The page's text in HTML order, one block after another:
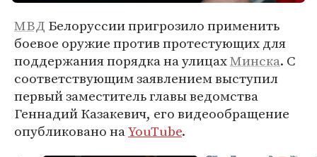
МВД Белоруссии пригрозило применить
боевое оружие против протестующих для
поддержания порядка на улицахМинска. С
соответствующим заявлением выступил
первый заместитель главы ведомства
Геннадий Казакевич, его видеообращение
опубликовано наYouTube.